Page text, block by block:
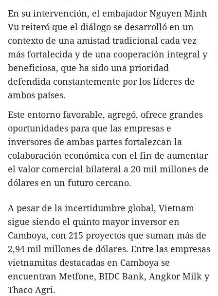
En su intervención, el embajador Nguyen Minh
Vu reiteró que el diálogo se desarrolló en un
contexto de una amistad tradicional cada vez
más fortalecida y de una cooperación integral y
beneficiosa, que ha sido una prioridad
defendida constantemente por los líderes de
ambos países.
Este entorno favorable, agregó, ofrece grandes
oportunidades para que las empresas e
inversores de ambas partes fortalezcan la
colaboración económica con el fin de aumentar
el valor comercial bilateral a 20 mil millones de
dólares en un futuro cercano.
A pesar de la incertidumbre global, Vietnam
sigue siendo el quinto mayor inversor en
Camboya, con 215 proyectos que suman más de
2,94 mil millones de dólares. Entre las empresas
vietnamitas destacadas en Camboya se
encuentran Metfone, BIDC Bank, Angkor Milk y
Thaco Agri.